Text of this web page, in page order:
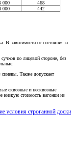
000
468
000
442
В зависимости от состояния и
по лицевой стороне, без
синевы. Также допускает
сквозные и несквозные
низкую стоимость вагонки из
условия строганной доски